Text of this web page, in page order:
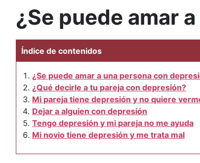
¿Se puede amar
Índice de contenidos
¿Se puede amar a una persona con
¿Qué decirle a tu pareja con depresión?
Mi pareja tiene depresión y no quiere
Dejar a alguien con depresión
Tengo depresión y mi pareja no me ayuda
Mi novio tiene depresión y me trata mal